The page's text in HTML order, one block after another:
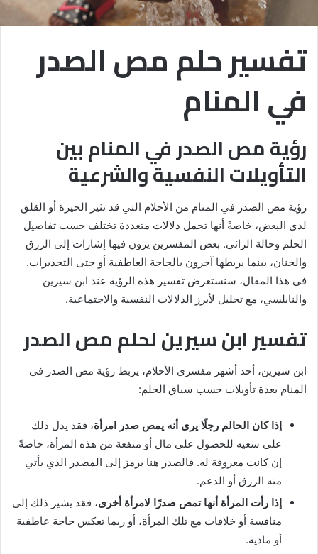
تفسير حلم مص الصدر
في المنام
رؤية مص الصدر في المنام بين
التأويلات النفسية والشرعية
رؤية مص الصدر في المنام من الأحلام التي قد تثير الحيرة أو القلق
لدى البعض، خاصةً أنها تحمل دلالات متعددة تختلف حسب تفاصيل
الحلم وحالة الرائي. بعض المفسرين يرون فيها إشارات إلى الرزق
والحنان، بينما يربطها آخرون بالحاجة العاطفية أو حتى التحذيرات.
في هذا المقال، سنستعرض تفسير هذه الرؤية عند ابن سيرين
والنابلسي، مع تحليل لأبرز الدلالات النفسية والاجتماعية.
تفسير ابن سيرين لحلم مص الصدر
ابن سيرين، أحد أشهر مفسري الأحلام، يربط رؤية مص الصدر في
المنام بعدة تأويلات حسب سياق الحلم:
إذا كان الحالم رجلًا يرى أنه يمص صدر امرأة، فقد يدل ذلك
على سعيه للحصول على مال أو منفعة من هذه المرأة، خاصةً
إن كانت معروفة له. فالصدر هنا يرمز إلى المصدر الذي يأتي
منه الرزق أو الدعم.
إذا رأت المرأة أنها تمص صدرًا لامرأة أخرى، فقد يشير ذلك إلى
منافسة أو خلافات مع تلك المرأة، أو ربما تعكس حاجة عاطفية
أو مادية.